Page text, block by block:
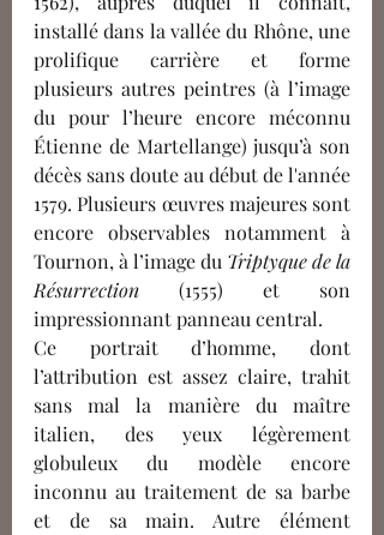
installé dans la vallée du Rhône, une
prolifique carrière et forme
plusieurs autres peintres (à l’image
du pour l’heure encore méconnu
Étienne de Martellange) jusqu’à son
décès sans doute au début de l'année
1579. Plusieurs œuvres majeures sont
encore observables notamment à
Tournon, à l’image du Triptyque de la
Résurrection (1555) et son
impressionnant panneau central.
Ce portrait d’homme, dont
l’attribution est assez claire, trahit
sans mal la manière du maître
italien, des yeux légèrement
globuleux du modèle encore
inconnu au traitement de sa barbe
et de sa main. Autre élément